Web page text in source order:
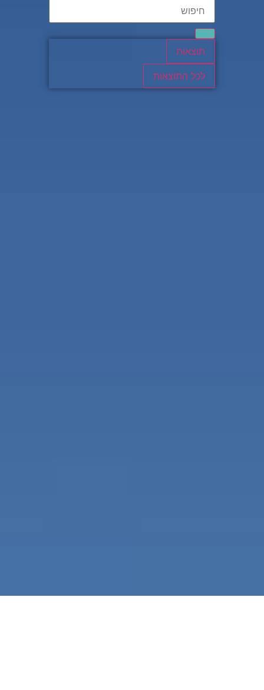
תוצאות
לכל התוצאות